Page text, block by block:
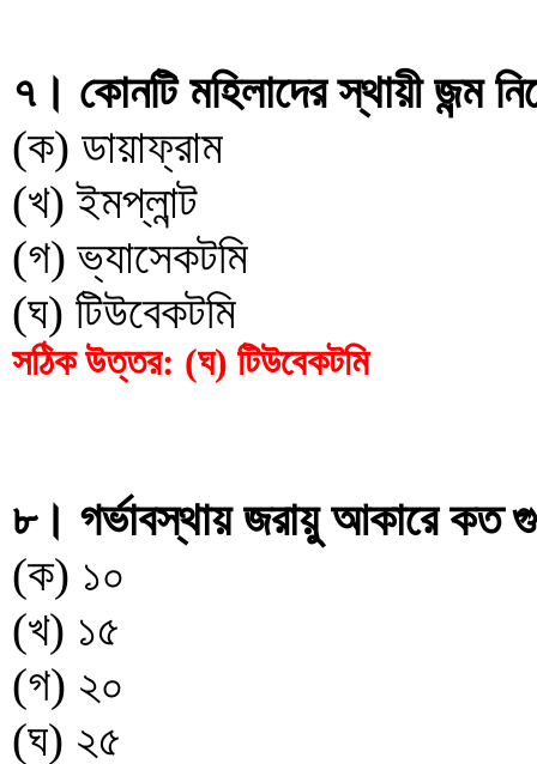
৭। কোনটি মহিলাদের স্থায়ী জন্ম
(ক) ডায়াফ্রাম
(খ) ইমপ্লান্ট
(গ) ভ্যাসেকটমি
(ঘ) টিউবেকটমি
সঠিক উত্তর: (ঘ) টিউবেকটমি
৮। গর্ভাবস্থায় জরায়ু আকারে কত
(ক) ১০
(খ) ১৫
(গ) ২০
(ঘ) ২৫